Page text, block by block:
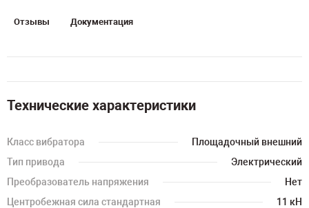
Отзывы Документация
Технические характеристики
Класс вибратора
Площадочный внешний
Тип привода
Электрический
Преобразователь напряжения
Нет
Центробежная сила стандартная
11 кН